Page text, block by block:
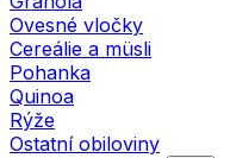
Ovesné vločky
Cereálie a müsli
Pohanka
Quinoa
Rýže
Ostatní obiloviny